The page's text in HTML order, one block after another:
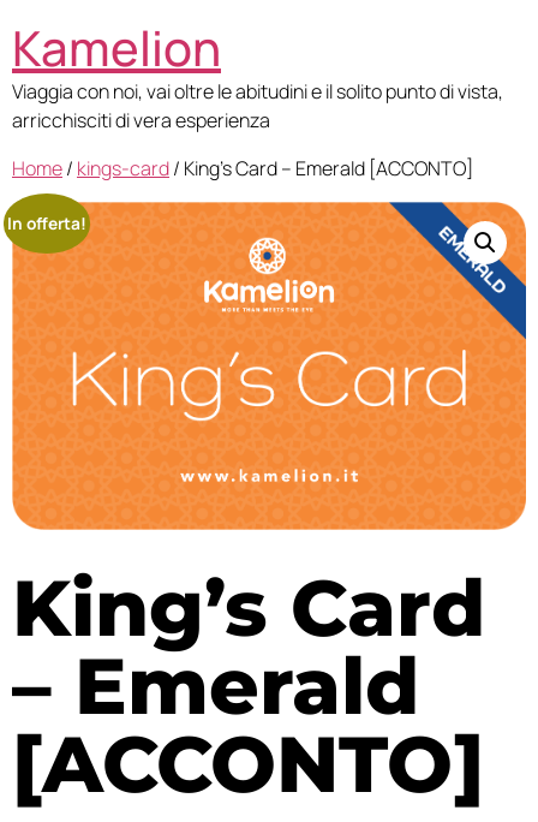
Kamelion
Viaggia con noi, vai oltre le abitudini e il solito punto di vista,
arricchisciti di vera esperienza
Home/ kings-card/ King’s Card – Emerald [ACCONTO]
In offerta!
King’s Card
– Emerald
[ACCONTO]